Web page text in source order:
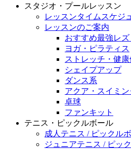
スタジオ・プールレッスン
レッスンタイムスケジ
レッスンのご案内
おすすめ最強レ
ヨガ・ピラティス
ストレッチ・健
シェイプアップ
ダンス系
アクア・スイミン
卓球
ファンキット
テニス・ピックルボール
成人テニス / ピックル
ジュニアテニス / ピッ